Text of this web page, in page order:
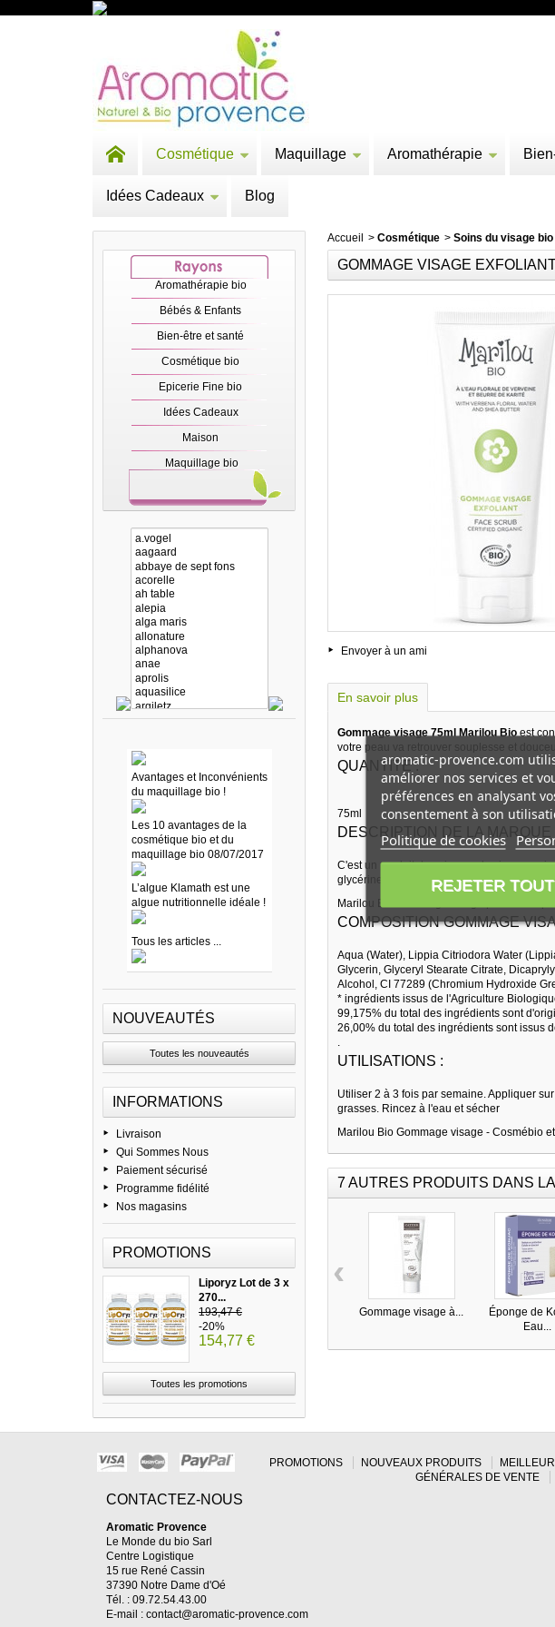
Cosmétique Maquillage Aromathérapie
Idées Cadeaux Blog
Aromathérapie bio
Bébés & Enfants
Bien-être et santé
Cosmétique bio
Epicerie Fine bio
Idées Cadeaux
Maison
Maquillage bio
Avantages et Inconvénients
du maquillage bio !
Les 10 avantages de la
cosmétique bio et du
maquillage bio 08/07/2017
L’algue Klamath est une
algue nutritionnelle idéale !
Tous les articles ...
NOUVEAUTÉS
Toutes les nouveautés
INFORMATIONS
Livraison
Qui Sommes Nous
Paiement sécurisé
Programme fidélité
Nos magasins
PROMOTIONS
Liporyz Lot de 3 x
270...
193,47 €
-20%
154,77 €
Toutes les promotions
Accueil > Cosmétique > Soins du visage bio
GOMMAGE VISAGE
Envoyer à un ami
En savoir plus
Gommage visage 75ml Marilou Bioest
votre peau va retrouver souplesse et
QUANTITE :
75ml
DESCRIPTION DE LA
C'est un produit de soin pour le visage, qui
glycérine végétale.
Marilou Bio Gommage visage permet
COMPOSITION GOMMAGE
Aqua (Water), Lippia Citriodora Water
Glycerin, Glyceryl Stearate Citrate,
Alcohol, CI 77289 (Chromium Hydroxide
* ingrédients issus de l'Agriculture
99,175% du total des ingrédients sont
26,00% du total des ingrédients sont issus
.
UTILISATIONS :
Utiliser 2 à 3 fois par semaine. Appliquer
grasses. Rincez à l'eau et sécher
Marilou Bio Gommage visage - Cosmébio
7 AUTRES PRODUITS DANS
Gommage visage à...
Éponge de
Eau...
‹
PROMOTIONS NOUVEAUX PRODUITS
GÉNÉRALES DE VENTE
CONTACTEZ-NOUS
Aromatic Provence
Le Monde du bio Sarl
Centre Logistique
15 rue René Cassin
37390 Notre Dame d'Oé
Tél. : 09.72.54.43.00
E-mail : contact@aromatic-provence.com
aromatic-provence.com
améliorer nos services et
préférences en analysant
consentement à son
Politique de cookies
REJETER TOUT